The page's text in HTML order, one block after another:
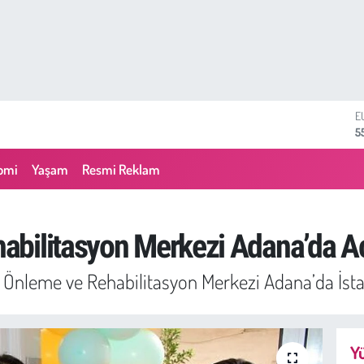
Yaşam Resmi Reklam
Merkezi Adana’da
ve Rehabilitasyon Merkezi Adana’da